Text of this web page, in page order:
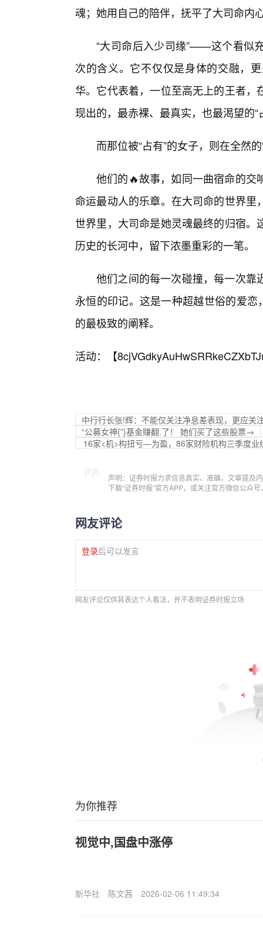
魂；她用自己的陪伴，抚平了大司命内
“大司命后入少司缘”——这个看似
次的含义。它不仅仅是身体的交融，
华。它代表着，一位至高无上的王者
现出的，最赤裸、最真实，也最渴望的“
而那位被“占有”的女子，则在全然
他们的🔥故事，如同一曲宿命的交
命运最动人的乐章。在大司命的世界
世界里，大司命是她灵魂最终的归宿
历史的长河中，留下浓墨重彩的一笔。
他们之间的每一次碰撞，每一次靠
永恒的印记。这是一种超越世俗的爱恋
的最极致的阐释。
活动：【
中行行长张!辉：不能仅关注净息差表现，更应关
“公募女神{”}基金赚翻.了！ 她们买了这些股票→
16家<机>构扭亏—为盈，86家财险机构三季度
声明：证券时报力求信息真实、准确，文章提及
下载“证券时报”官方APP，或关注官方微信公众
网友评论
登录后可以发言
网友评论仅供其表达个人看法，并不表明证券时报立场
为你推荐
视觉中,国盘中涨停
新华社 陈文茜 2026-02-06 11:49:34